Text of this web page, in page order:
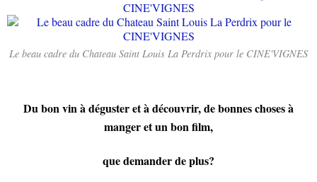
Le beau cadre du Chateau Saint Louis La Perdrix pour le CINE'VIGNES
Du bon vin à déguster et à découvrir, de bonnes choses à
manger et un bon film,
que demander de plus?